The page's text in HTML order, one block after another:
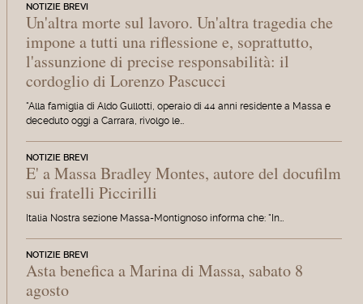
NOTIZIE BREVI
Un'altra morte sul lavoro. Un'altra tragedia che
impone a tutti una riflessione e, soprattutto,
l'assunzione di precise responsabilità: il
cordoglio di Lorenzo Pascucci
"Alla famiglia di Aldo Gullotti, operaio di 44 anni residente a Massa e
deceduto oggi a Carrara, rivolgo le…
NOTIZIE BREVI
E' a Massa Bradley Montes, autore del docufilm
sui fratelli Piccirilli
Italia Nostra sezione Massa-Montignoso informa che: "In…
NOTIZIE BREVI
Asta benefica a Marina di Massa, sabato 8
agosto